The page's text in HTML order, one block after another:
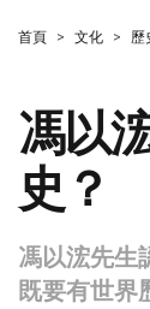
首頁 文化 歷
馮以
史？
馮以浤先生
既要有世界